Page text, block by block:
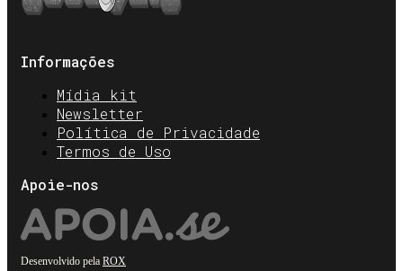
Informações
Mídia kit
Newsletter
Política de Privacidade
Termos de Uso
Apoie-nos
Desenvolvido pela ROX